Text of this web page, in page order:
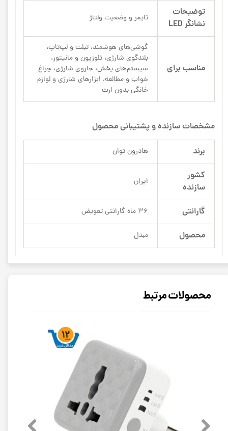
توضیحات
نشانگر LED
تایمر و وضعیت ولتاژ
مناسب برای
گوشی‌های هوشمند، تبلت و لپ‌تاپ،
بلندگوی شارژی، تلوزیون و مانیتور،
سیستم‌های پخش، جاروی شارژی، چراغ
خواب و مطالعه، ابزارهای شارژی و لوازم
خانگی بدون ارت
مشخصات سازنده و پشتیبانی محصول
برند هادرون توان
کشور
سازنده
ایران
گارانتی 36 ماه گارانتی تعویض
محصول مبدل
محصولات مرتبط